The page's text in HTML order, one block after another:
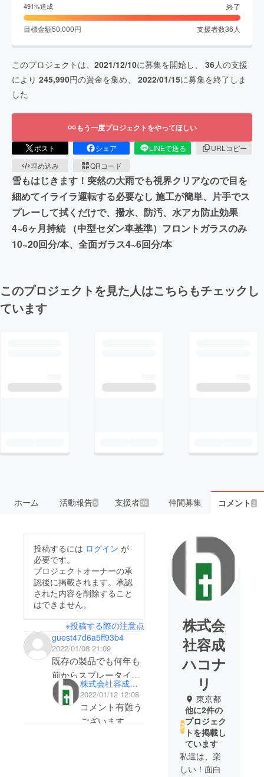
491%達成 終了
目標金額50,000円 支援者数36 人
このプロジェクトは、 2021/12/10に募集を開始し、 36人の支援
により 245,990円の資金を集め、 2022/01/15に募集を終了しま
した
もう一度プロジェクトをやってほしい
ポスト シェア LINEで送る
URLコピー
埋め込み
QRコード
雪もはじきます！突然の大雨でも視界クリアなので目を
細めてイライラ運転する必要なし 施工が簡単、片手でス
プレーして拭くだけで、撥水、防汚、水アカ防止効果
4~6ヶ月持続 （中型セダン車基準）フロントガラスのみ
10~20回分/本、全面ガラス4~6回分/本
このプロジェクトを見た人はこちらもチェックし
ています
ホーム 活動報告5 支援者36 仲間募集 コメント2
投稿するには ログイン が
必要です。
プロジェクトオーナーの承
認後に掲載されます。承認
された内容を削除すること
はできません。
※投稿する際の注意点
guest47d6a5ff93b4
2022/01/08 21:09
既存の製品でも何年も
前からスプレータイプ
の物はありますし、そ
ちらだとスプレーして
ワイパーを動かすだけ
株式会社容成ハコナリ
2022/01/12 12:08
コメント有難う
ございます。
株式会
社容成
ハコナ
リ
東京都
他に2件の
プロジェク
トを掲載し
ています
私達は、楽
しい！面白